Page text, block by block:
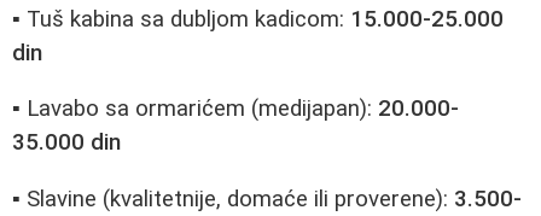
▪ Tuš kabina sa dubljom kadicom: 15.000-25.000
din
▪ Lavabo sa ormarićem (medijapan): 20.000-
35.000 din
▪ Slavine (kvalitetnije, domaće ili proverene): 3.500-